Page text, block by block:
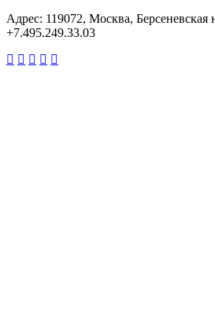
Адрес: 119072, Москва, Берсеневская
+7.495.249.33.03